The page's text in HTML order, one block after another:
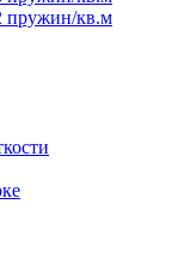
пружин/кв.м